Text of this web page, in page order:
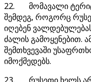
22. მომავალი
შემდეგ, როგორც
იღებენ
ძალის გამოყენებით.
შემთხვევაში
იმოქმედებს.